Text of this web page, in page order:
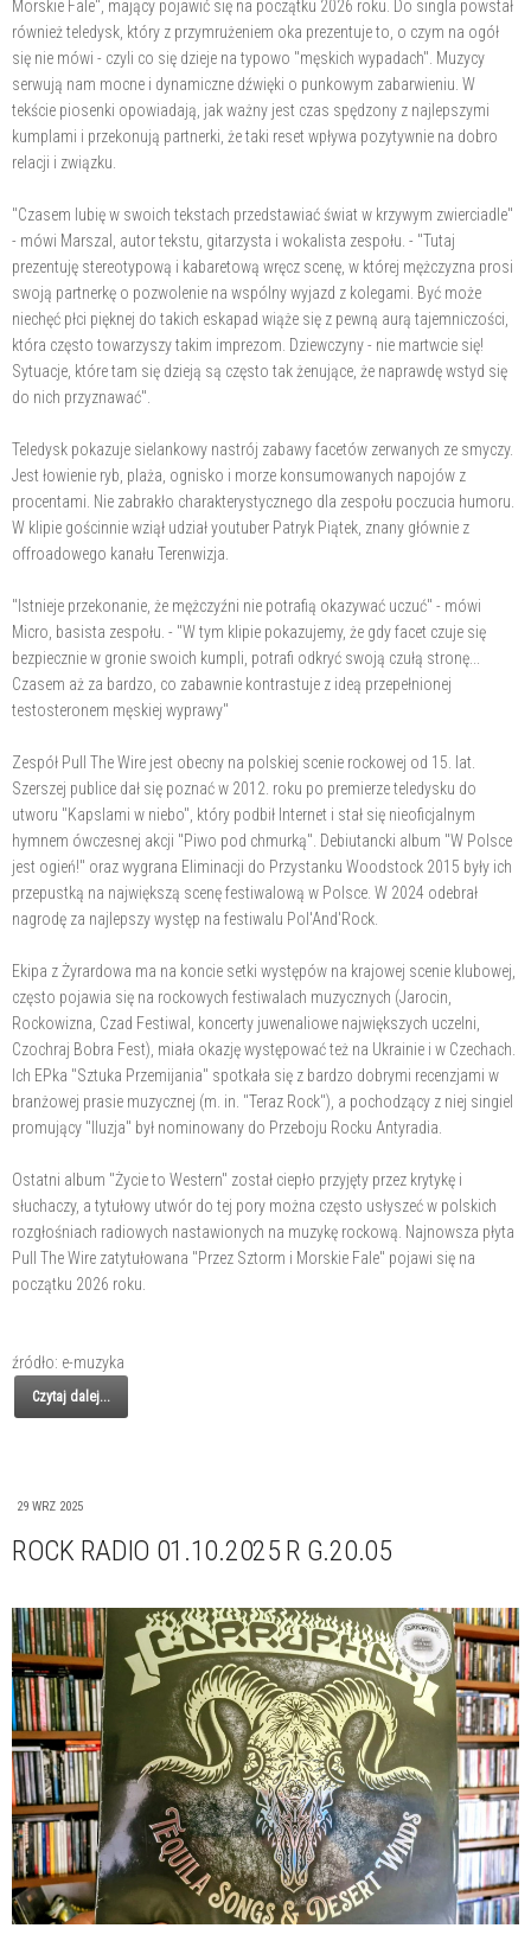
Morskie Fale", mający pojawić się na początku 2026 roku. Do singla powstał
również teledysk, który z przymrużeniem oka prezentuje to, o czym na ogół
się nie mówi - czyli co się dzieje na typowo "męskich wypadach". Muzycy
serwują nam mocne i dynamiczne dźwięki o punkowym zabarwieniu. W
tekście piosenki opowiadają, jak ważny jest czas spędzony z najlepszymi
kumplami i przekonują partnerki, że taki reset wpływa pozytywnie na dobro
relacji i związku.
"Czasem lubię w swoich tekstach przedstawiać świat w krzywym zwierciadle"
- mówi Marszal, autor tekstu, gitarzysta i wokalista zespołu. - "Tutaj
prezentuję stereotypową i kabaretową wręcz scenę, w której mężczyzna prosi
swoją partnerkę o pozwolenie na wspólny wyjazd z kolegami. Być może
niechęć płci pięknej do takich eskapad wiąże się z pewną aurą tajemniczości,
która często towarzyszy takim imprezom. Dziewczyny - nie martwcie się!
Sytuacje, które tam się dzieją są często tak żenujące, że naprawdę wstyd się
do nich przyznawać".
Teledysk pokazuje sielankowy nastrój zabawy facetów zerwanych ze smyczy.
Jest łowienie ryb, plaża, ognisko i morze konsumowanych napojów z
procentami. Nie zabrakło charakterystycznego dla zespołu poczucia humoru.
W klipie gościnnie wziął udział youtuber Patryk Piątek, znany głównie z
offroadowego kanału Terenwizja.
"Istnieje przekonanie, że mężczyźni nie potrafią okazywać uczuć" - mówi
Micro, basista zespołu. - "W tym klipie pokazujemy, że gdy facet czuje się
bezpiecznie w gronie swoich kumpli, potrafi odkryć swoją czułą stronę...
Czasem aż za bardzo, co zabawnie kontrastuje z ideą przepełnionej
testosteronem męskiej wyprawy"
Zespół Pull The Wire jest obecny na polskiej scenie rockowej od 15. lat.
Szerszej publice dał się poznać w 2012. roku po premierze teledysku do
utworu "Kapslami w niebo", który podbił Internet i stał się nieoficjalnym
hymnem ówczesnej akcji "Piwo pod chmurką". Debiutancki album "W Polsce
jest ogień!" oraz wygrana Eliminacji do Przystanku Woodstock 2015 były ich
przepustką na największą scenę festiwalową w Polsce. W 2024 odebrał
nagrodę za najlepszy występ na festiwalu Pol'And'Rock.
Ekipa z Żyrardowa ma na koncie setki występów na krajowej scenie klubowej,
często pojawia się na rockowych festiwalach muzycznych (Jarocin,
Rockowizna, Czad Festiwal, koncerty juwenaliowe największych uczelni,
Czochraj Bobra Fest), miała okazję występować też na Ukrainie i w Czechach.
Ich EPka "Sztuka Przemijania" spotkała się z bardzo dobrymi recenzjami w
branżowej prasie muzycznej (m. in. "Teraz Rock"), a pochodzący z niej singiel
promujący "Iluzja" był nominowany do Przeboju Rocku Antyradia.
Ostatni album "Życie to Western" został ciepło przyjęty przez krytykę i
słuchaczy, a tytułowy utwór do tej pory można często usłyszeć w polskich
rozgłośniach radiowych nastawionych na muzykę rockową. Najnowsza płyta
Pull The Wire zatytułowana "Przez Sztorm i Morskie Fale" pojawi się na
początku 2026 roku.
źródło: e-muzyka
Czytaj dalej...
29 WRZ 2025
ROCK RADIO 01.10.2025 R G.20.05